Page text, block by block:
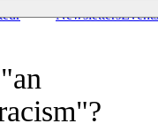
NewslettersEvents